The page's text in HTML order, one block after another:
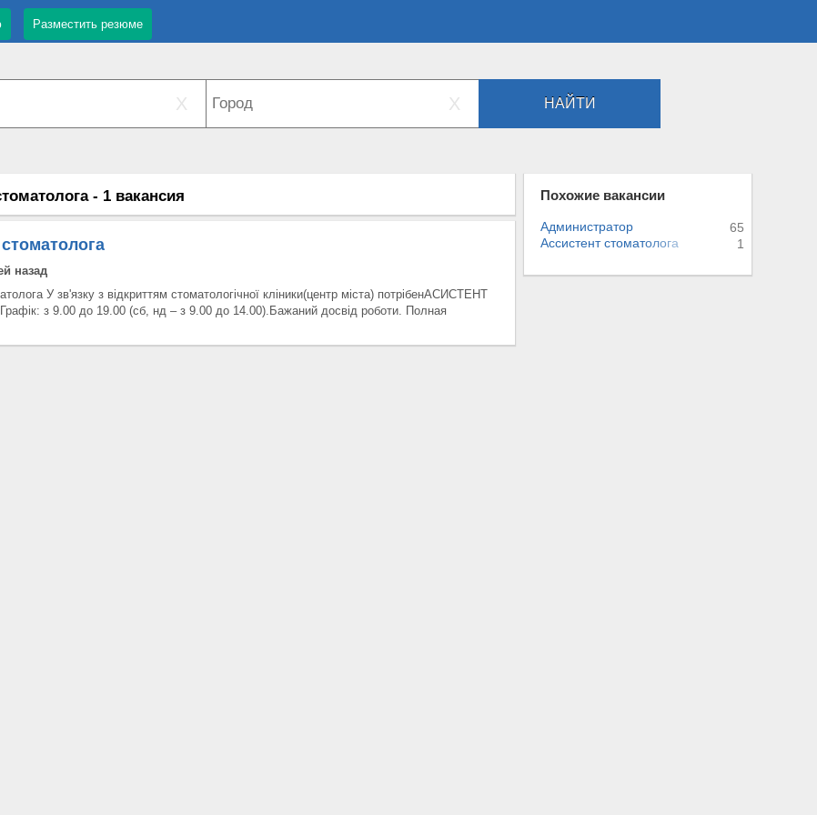
Разместить резюме
X X НАЙТИ
- 1 вакансия
назад
У зв'язку з відкриттям стоматологічної кліники(центр міста) потрібенАСИСТЕНТ
з 9.00 до 19.00 (сб, нд – з 9.00 до 14.00).Бажаний досвід роботи. Полная
Похожие вакансии
Администратор
65
Ассистент стоматолога 1